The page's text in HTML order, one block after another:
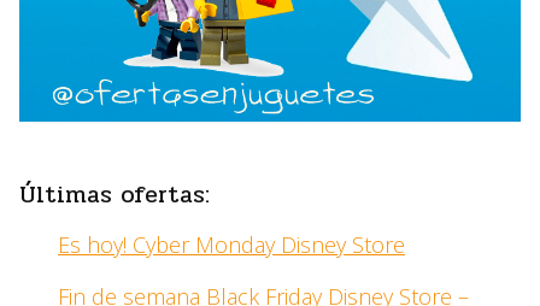
Últimas ofertas:
Es hoy! Cyber Monday Disney Store
Fin de semana Black Friday Disney Store –